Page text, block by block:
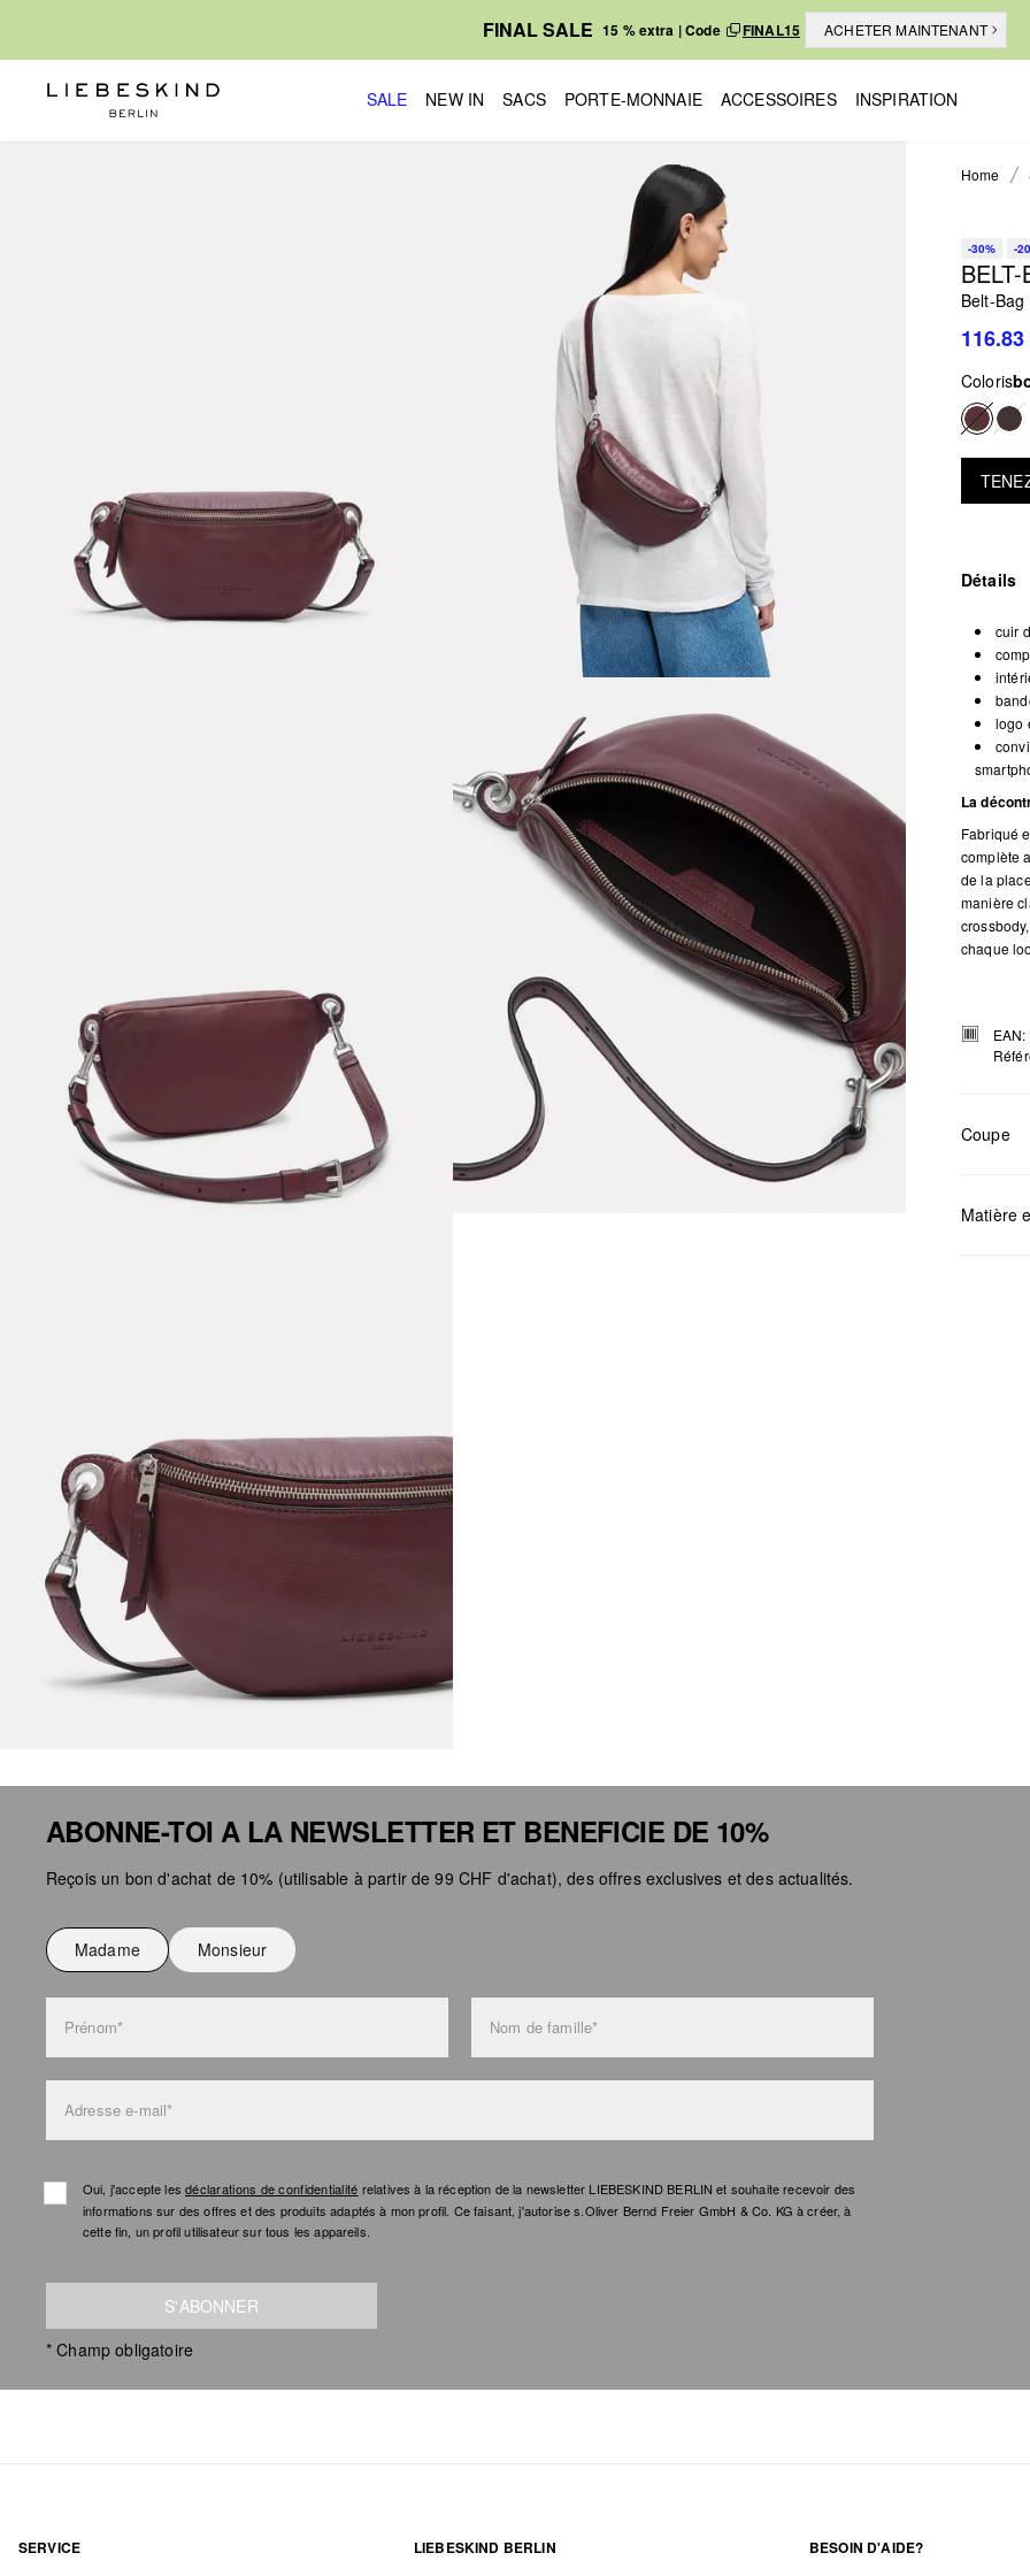
FINAL SALE 15 % extra | Code FINAL15 ACHETER MAINTENANT
SALE NEW IN SACS PORTE-MONNAIE ACCESSOIRES INSPIRATION
Home
-30% -
BELT-
Belt-Bag
Coloris
Détails
cuir
logo
La
Fabriqué
complète
de la
manière
chaque
Coupe
Matière
ABONNE-TOI A LA NEWSLETTER ET BENEFICIE DE 10%
Reçois un bon d'achat de 10% (utilisable à partir de 99 CHF d'achat), des offres exclusives et des actualités.
Madame Monsieur
Prénom* Nom de famille*
Adresse e-mail*
Oui, j'accepte lesdéclarations de confidentialité relatives à la réception de la newsletter LIEBESKIND BERLIN et souhaite recevoir des
informations sur des offres et des produits adaptés à mon profil. Ce faisant, j'autorise s.Oliver Bernd Freier GmbH & Co. KG à créer, à
cette fin, un profil utilisateur sur tous les appareils.
S'ABONNER
* Champ obligatoire
SERVICE LIEBESKIND BERLIN BESOIN D'AIDE?